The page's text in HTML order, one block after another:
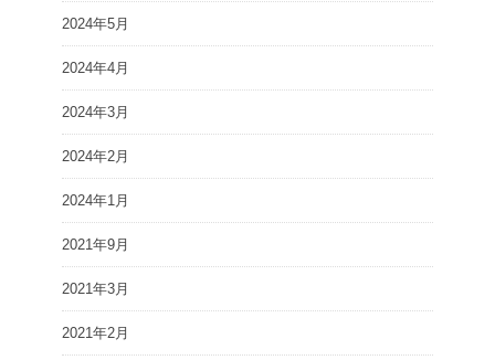
2024年5月
2024年4月
2024年3月
2024年2月
2024年1月
2021年9月
2021年3月
2021年2月